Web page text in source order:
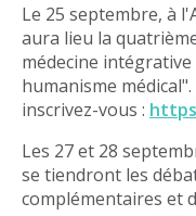
Le 25 septembre, à
aura lieu la
médecine
humanisme
inscrivez-vous :
Les 27 et 28
se tiendront les
complémentaires et